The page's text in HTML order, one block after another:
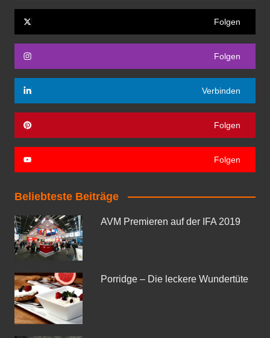
Folgen
Folgen
Verbinden
Folgen
Folgen
Beliebteste Beiträge
AVM Premieren auf der IFA 2019
Porridge – Die leckere Wundertüte